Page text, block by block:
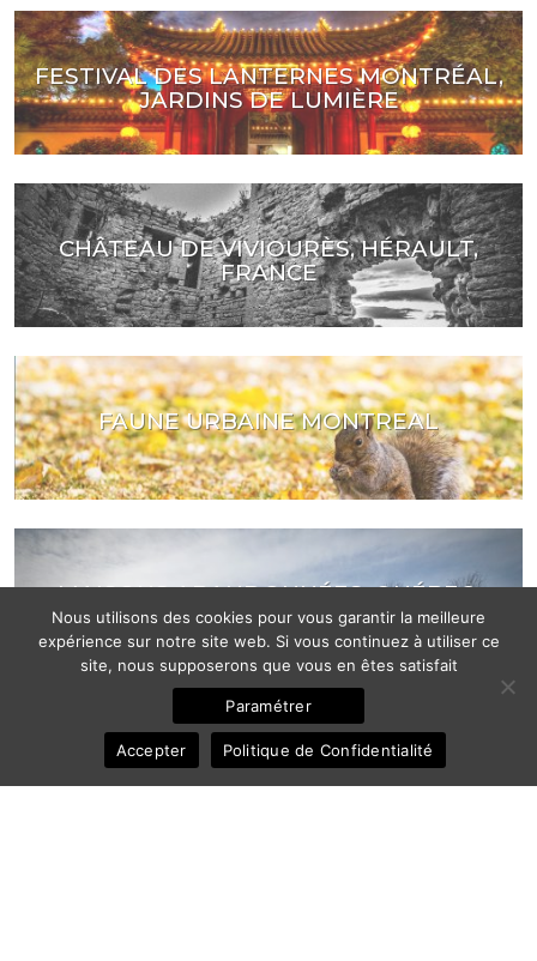
FESTIVAL DES LANTERNES MONTRÉAL,
JARDINS DE LUMIÈRE
CHÂTEAU DE VIVIOURÈS, HÉRAULT,
FRANCE
FAUNE URBAINE MONTREAL
MAISONS ABANDONNÉES, QUÉBEC,
CANTONS DE L’EST
MAISON ABANDONNÉE QUÉBEC
Nous utilisons des cookies pour vous garantir la meilleure
expérience sur notre site web. Si vous continuez à utiliser ce
site, nous supposerons que vous en êtes satisfait
Paramétrer
Accepter Politique de Confidentialité